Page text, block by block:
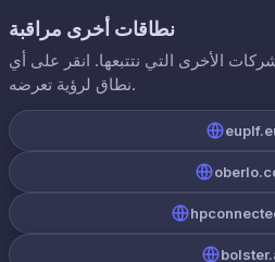
نطاقات أخرى مراقبة
الأخرى التي نتتبعها. انقر على أي
نطاق لرؤية تعرضه.